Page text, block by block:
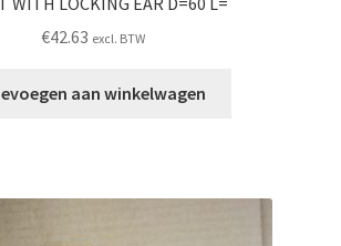
€42.63 excl. BTW
aan winkelwagen